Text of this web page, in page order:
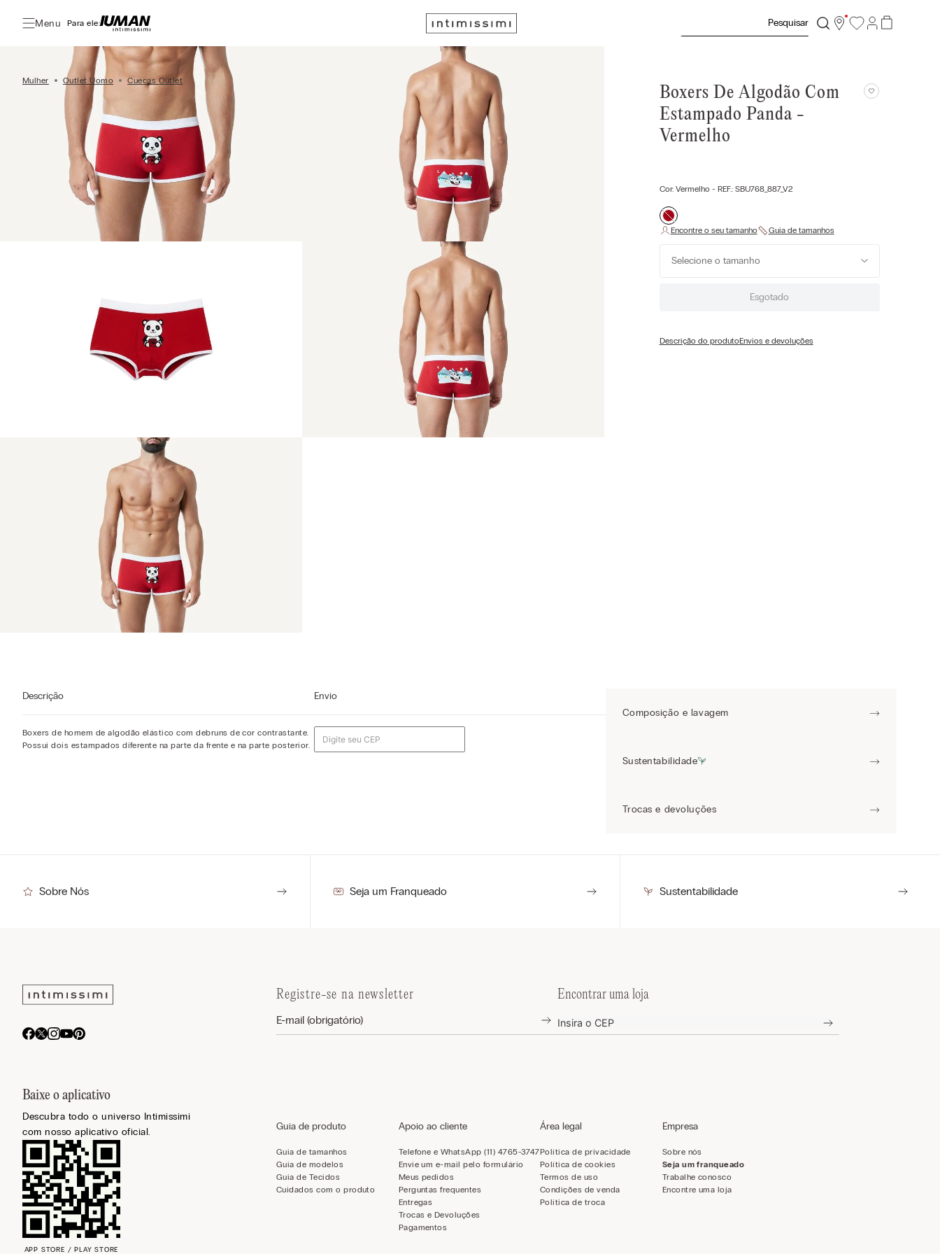
Menu Para ele:
Mulher Outlet Uomo Cuecas Outlet
Boxers De Algodão Com
Estampado Panda -
Vermelho
Cor: Vermelho- REF.: SBU768_887_V2
Selecione o tamanho
Esgotado
Descrição do produtoEnvios e devoluções
Descrição
Boxers de homem de algodão elástico com debruns de cor contrastante.
Possui dois estampados diferente na parte da frente e na parte posterior.
Envio
Composição e lavagem
Sustentabilidade
Trocas e devoluções
Sobre Nós Seja um Franqueado Sustentabilidade
Baixe o aplicativo
Descubra todo o universo Intimissimi
com nosso aplicativo oficial.
APP STORE / PLAY STORE
Registre-se na newsletter Encontrar uma loja
Guia de produto
Guia de tamanhos
Guia de modelos
Guia de Tecidos
Cuidados com o produto
Apoio ao cliente
Telefone e WhatsApp (11) 4765-3747
Envie um e-mail pelo formulário
Meus pedidos
Perguntas frequentes
Entregas
Trocas e Devoluções
Pagamentos
Área legal
Política de privacidade
Política de cookies
Termos de uso
Condições de venda
Política de troca
Empresa
Sobre nós
Seja um franqueado
Trabalhe conosco
Encontre uma loja